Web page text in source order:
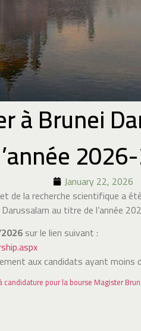
à Brunei
January 22, 2026
de la recherche scientifique a
au titre de l’année
sur le lien suivant :
aux candidats ayant moins
candidature pour la bourse Magister